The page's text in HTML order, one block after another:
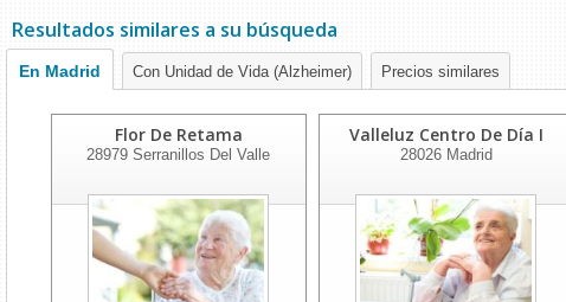
Resultados similares a su búsqueda
En Madrid Con Unidad de Vida (Alzheimer) Precios similares
Flor De Retama
28979 Serranillos Del Valle
Valleluz Centro De Día I
28026Madrid